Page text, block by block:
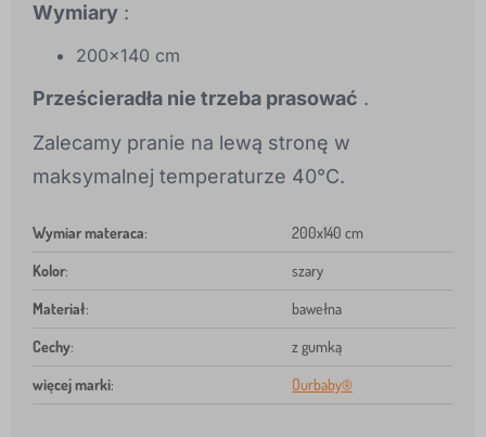
Wymiary :
200x140 cm
Prześcieradła nie trzeba prasować .
Zalecamy pranie na lewą stronę w
maksymalnej temperaturze 40°C.
Wymiar materaca: 200x140 cm
Kolor: szary
Materiał: bawełna
Cechy: z gumką
więcej marki: Ourbaby®